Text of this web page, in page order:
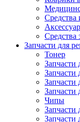
Средства
Средства
Запчасти для
Тонер
Запчасти
Запчасти
Запчасти
Запчасти
Чипы
Запчасти
Запчасти